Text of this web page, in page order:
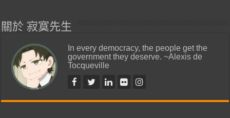
關於 寂寞先生
In every democracy, the people get the
government they deserve. ~Alexis de
Tocqueville